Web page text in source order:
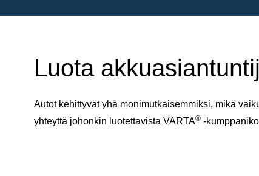
Luota
Autot kehittyvät yhä monimutkaisemmiksi, mikä
yhteyttä johonkin luotettavista VARTA® -